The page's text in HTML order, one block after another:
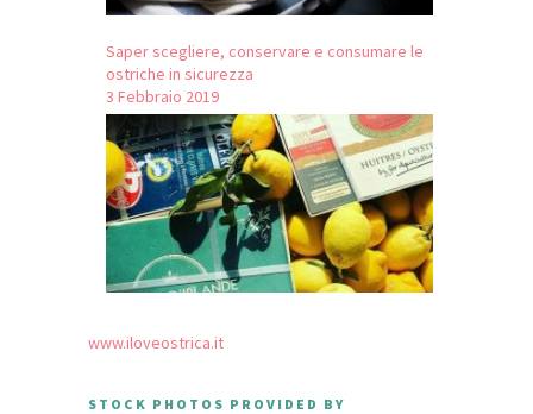
Saper scegliere, conservare e consumare le
ostriche in sicurezza
3 Febbraio 2019
www.iloveostrica.it
STOCK PHOTOS PROVIDED BY